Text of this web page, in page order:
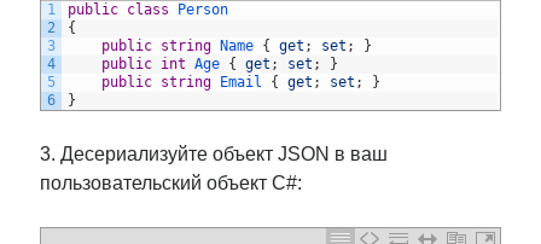
1
2
3
4
5
6
public class
Person
{
public string Name { get ; set ;
}
public int Age { get ; set ;
}
public string Email { get ; set ;
}
}
3. Десериализуйте объект JSON в ваш
пользовательский объект C#: